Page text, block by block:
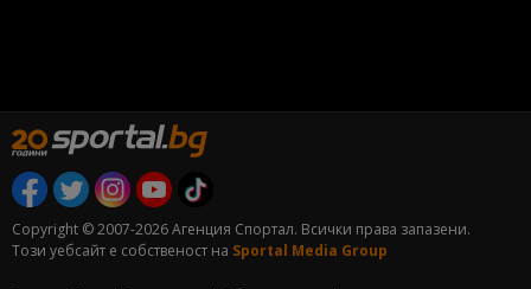
Copyright © 2007-2026 Агенция Спортал. Всички права запазени.
Този уебсайт е собственост на Sportal Media Group